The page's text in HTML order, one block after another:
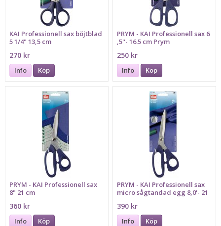
KAI Professionell sax böjtblad
5 1/4" 13,5 cm
270 kr
Info Köp
PRYM - KAI Professionell sax 6
,5''- 16.5 cm Prym
250 kr
Info Köp
PRYM - KAI Professionell sax
8" 21 cm
360 kr
Info Köp
PRYM - KAI Professionell sax
micro sågtandad egg 8,0'- 21
390 kr
Info Köp